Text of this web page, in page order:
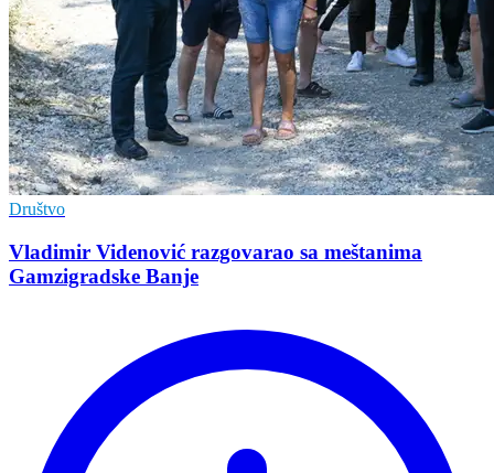
Društvo
Vladimir Vidеnović razgovarao sa mеštanima
Gamzigradskе Banjе